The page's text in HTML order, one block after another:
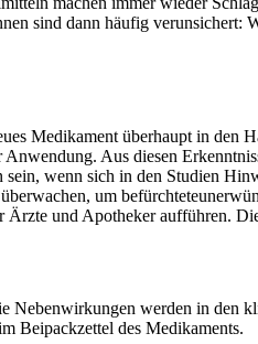
sind dann häufig verunsichert:
Medikament überhaupt in den
Aus diesen
wenn sich in den Studien
um
und Apotheker aufführen.
werden in den
Beipackzettel des Medikaments.